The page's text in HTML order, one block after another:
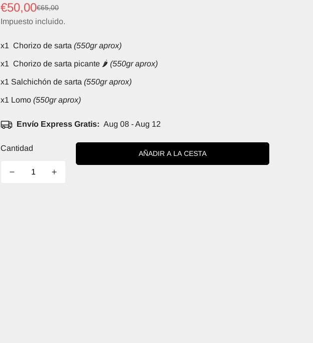
Precio
de
€50,00
Precio
regular
€65,00
Impuesto incluido.
x1 Chorizo de sarta (550gr aprox)
x1 Chorizo de sarta picante 🌶️ (550gr aprox)
x1 Salchichón de sarta (550gr aprox)
x1 Lomo (550gr aprox)
Envío Express Gratis: Aug 08 - Aug 12
Cantidad
AÑADIR A LA CESTA